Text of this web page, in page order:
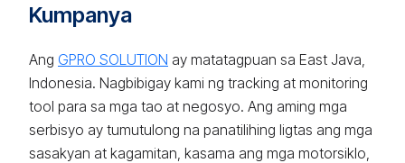
Kumpanya
Ang GPRO SOLUTION ay matatagpuan sa East Java,
Indonesia. Nagbibigay kami ng tracking at monitoring
tool para sa mga tao at negosyo. Ang aming mga
serbisyo ay tumutulong na panatilihing ligtas ang mga
sasakyan at kagamitan, kasama ang mga motorsiklo,